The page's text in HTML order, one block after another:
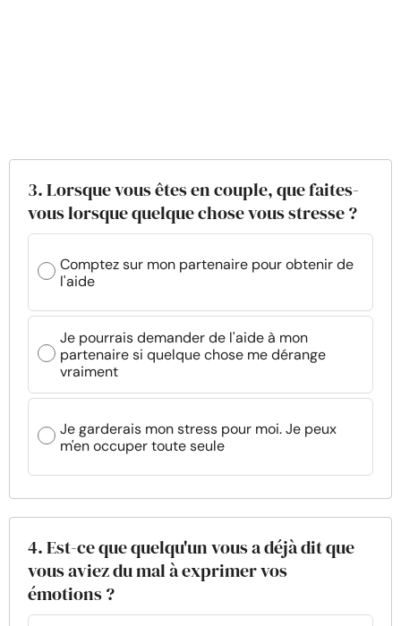
3. Lorsque vous êtes en couple, que faites-
vous lorsque quelque chose vous stresse ?
Comptez sur mon partenaire pour obtenir de
l'aide
Je pourrais demander de l'aide à mon
partenaire si quelque chose me dérange
vraiment
Je garderais mon stress pour moi. Je peux
m'en occuper toute seule
4. Est-ce que quelqu'un vous a déjà dit que
vous aviez du mal à exprimer vos
émotions ?